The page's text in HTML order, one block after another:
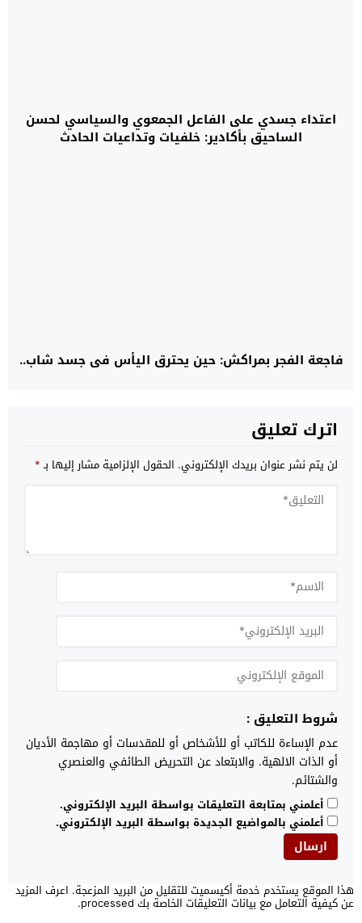
اعتداء جسدي على الفاعل الجمعوي والسياسي لحسن
الساحيق بأكادير: خلفيات وتداعيات الحادث
فاجعة الفجر بمراكش: حين يحترق اليأس في جسد شاب..
اترك تعليق
لن يتم نشر عنوان بريدك الإلكتروني. الحقول الإلزامية مشار إليها بـ*
شروط التعليق :
عدم الإساءة للكاتب أو للأشخاص أو للمقدسات أو مهاجمة الأديان
أو الذات الالهية. والابتعاد عن التحريض الطائفي والعنصري
والشتائم.
أعلمني بمتابعة التعليقات بواسطة البريد الإلكتروني.
أعلمني بالمواضيع الجديدة بواسطة البريد الإلكتروني.
هذا الموقع يستخدم خدمة أكيسميت للتقليل من البريد المزعجة. اعرف المزيد
عن كيفية التعامل مع بيانات التعليقات الخاصة بك processed .